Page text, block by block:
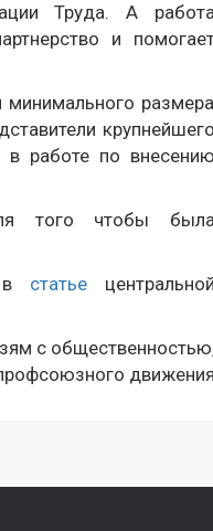
Труда. А
и
размера
крупнейшего
работе по внесению
того чтобы
в статьецентральной
с
движения